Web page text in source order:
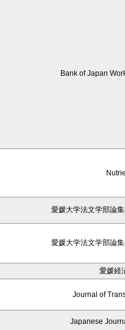
Bank of Japan
愛媛大学法文学部論
愛媛大学法文学部論
愛媛経
Journal of
Japanese